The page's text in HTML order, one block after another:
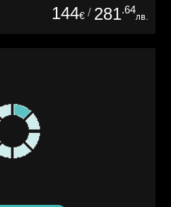
144€ / 281.64
лв.